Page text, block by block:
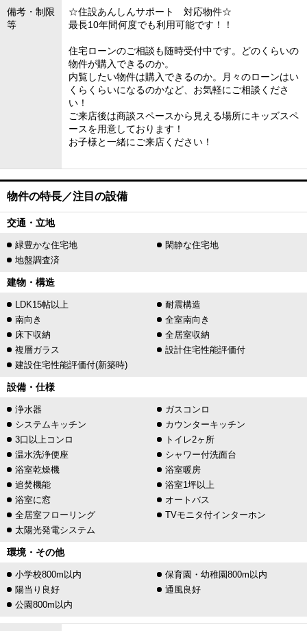
備考・制限
等
☆住設あんしんサポート 対応物件☆
最長10年間何度でも利用可能です！！
住宅ローンのご相談も随時受付中です。どのくらいの
物件が購入できるのか。
内覧したい物件は購入できるのか。月々のローンはい
くらくらいになるのかなど、お気軽にご相談くださ
い！
ご来店後は商談スペースから見える場所にキッズスペ
ースを用意しております！
お子様と一緒にご来店ください！
物件の特長／注目の設備
交通・立地
緑豊かな住宅地
閑静な住宅地
地盤調査済
建物・構造
LDK15帖以上
耐震構造
南向き
全室南向き
床下収納
全居室収納
複層ガラス
設計住宅性能評価付
建設住宅性能評価付(新築時)
設備・仕様
浄水器
ガスコンロ
システムキッチン
カウンターキッチン
3口以上コンロ
トイレ2ヶ所
温水洗浄便座
シャワー付洗面台
浴室乾燥機
浴室暖房
追焚機能
浴室1坪以上
浴室に窓
オートバス
全居室フローリング
TVモニタ付インターホン
太陽光発電システム
環境・その他
小学校800m以内
保育園・幼稚園800m以内
陽当り良好
通風良好
公園800m以内